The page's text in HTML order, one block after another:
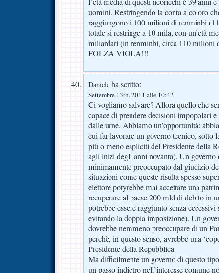
l’età media di questi neoricchi è 39 anni
uomini. Restringendo la conta a coloro
raggiungono i 100 milioni di renminbi
totale si restringe a 10 mila, con un’età
miliardari (in renminbi, circa 110 milioni
FOLZA VIOLA!!!
Daniele ha scritto:
Settembre 13th, 2011 alle 10:42
Ci vogliamo salvare? Allora quello che
capace di prendere decisioni impopolari
dalle urne. Abbiamo un’opportunità:
cui far lavorare un governo tecnico, sotto
più o meno espliciti del Presidente della
agli inizi degli anni novanta). Un governo
minimamente preoccupato dal giudizio
situazioni come queste risulta spesso
elettore potyrebbe mai accettare una
recuperare al paese 200 mld di debito in
potrebbe essere raggiunto senza
evitando la doppia imposizione). Un
dovrebbe nemmeno preoccupare di un
perchè, in questo senso, avrebbe una
Presidente della Repubblica.
Ma difficilmente un governo di questo
un passo indietro nell’interesse comune